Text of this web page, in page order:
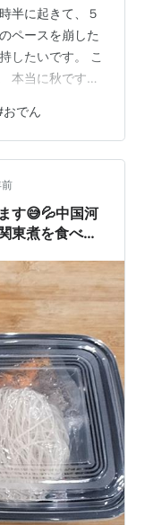
半に起きて、５
ペースを崩した
したいです。 こ
本当に秋です。
煮(おでん)を作
、関東煮(おで
ます。 ９月の
腐３種盛りで
焼き豆腐を配し
おでん
前
す😅💦中国河
東煮を食べま